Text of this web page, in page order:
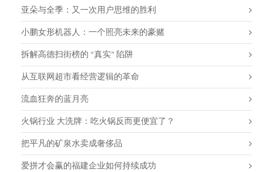
亚朵与全季：又一次用户思维的胜利
小鹏女形机器人：一个照亮未来的豪赌
拆解高德扫街榜的 “真实” 陷阱
从互联网超市看经营逻辑的革命
流血狂奔的蓝月亮
火锅行业 大洗牌：吃火锅反而更便宜了？
把平凡的矿泉水卖成奢侈品
爱拼才会赢的福建企业如何持续成功